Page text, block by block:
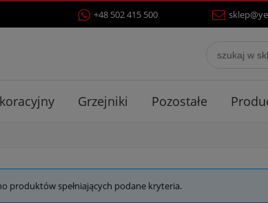
+48 502 415 500
Grzejniki Pozostałe
produktów spełniających podane kryteria.